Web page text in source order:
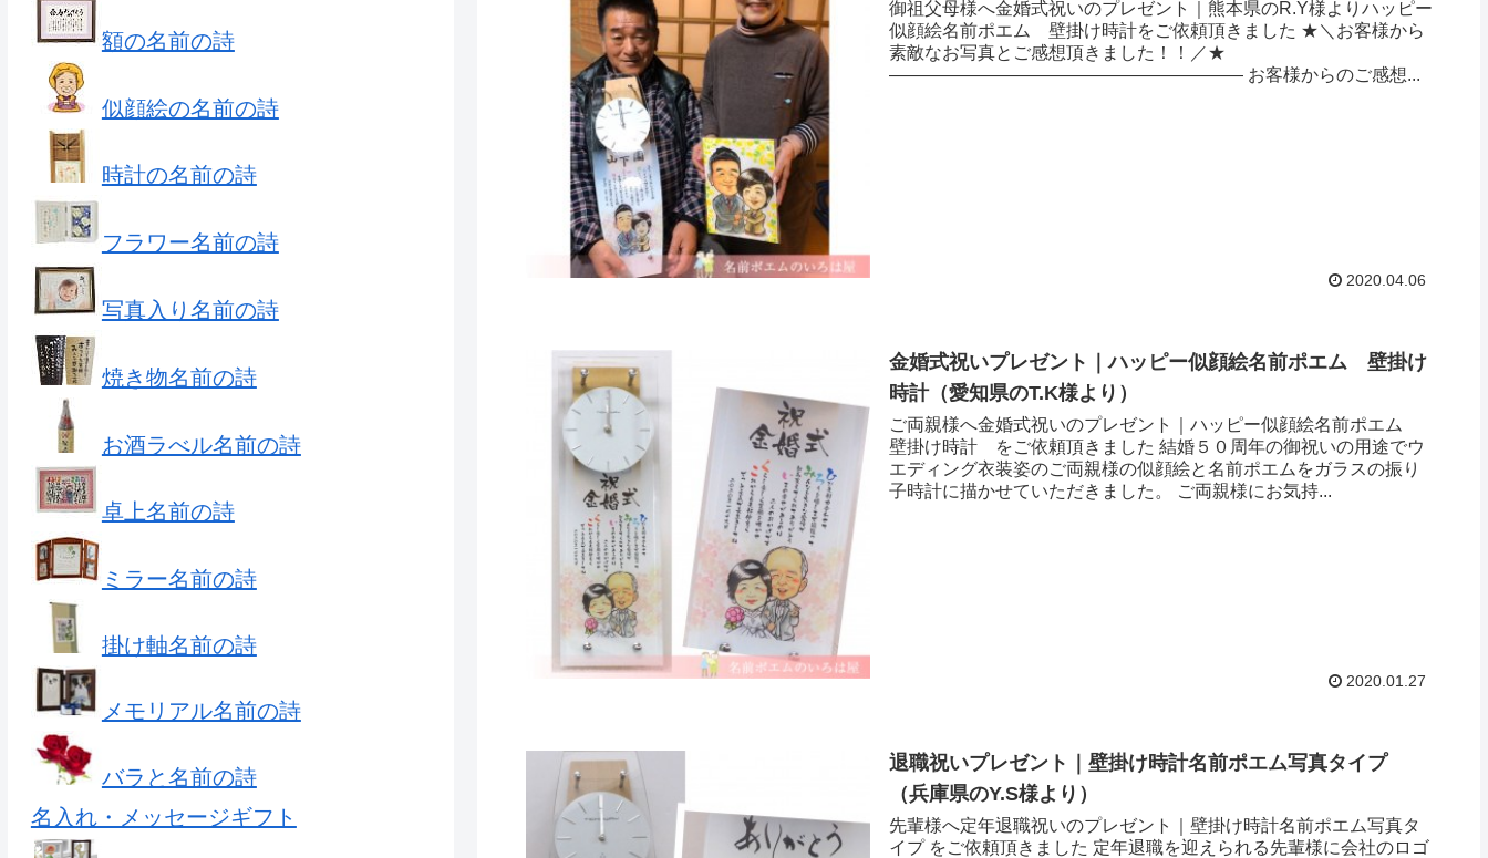
御祖父母様へ金婚式祝いのプレゼント｜熊本県のR.Y様よりハッピー
似顔絵名前ポエム 壁掛け時計をご依頼頂きました ★＼お客様から
素敵なお写真とご感想頂きました！！／★
———————————————————— お客様からのご感想...
2020.04.06
金婚式祝いプレゼント｜ハッピー似顔絵名前ポエム 壁掛け
時計（愛知県のT.K様より ）
ご両親様へ金婚式祝いのプレゼント｜ハッピー似顔絵名前ポエム
壁掛け時計 をご依頼頂きました 結婚５０周年の御祝いの用途でウ
エディング衣装姿のご両親様の似顔絵と名前ポエムをガラスの振り
子時計に描かせていただきました。 ご両親様にお気持...
2020.01.27
退職祝いプレゼント｜ 壁掛け時計名前ポエム写真タイプ
（兵庫県のY.S様より ）
先輩様へ定年退職祝いのプレゼント｜壁掛け時計名前ポエム写真タ
イプ をご依頼頂きました 定年退職を迎えられる先輩様に会社のロゴ
額の名前の詩
似顔絵の名前の詩
時計の名前の詩
フラワー名前の詩
写真入り名前の詩
焼き物名前の詩
お酒ラべル名前の詩
卓上名前の詩
ミラー名前の詩
掛け軸名前の詩
メモリアル名前の詩
バラと名前の詩
名入れ・メッセージギフト